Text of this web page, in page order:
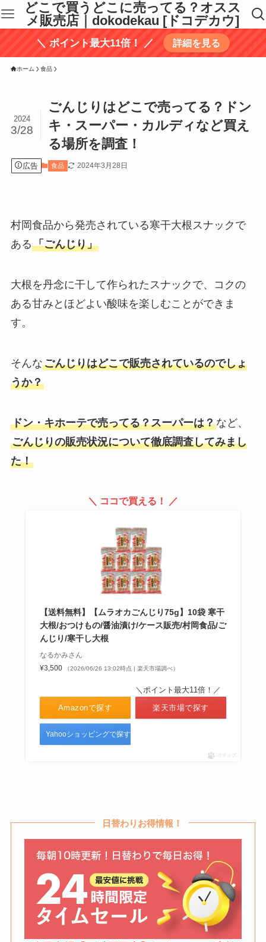
どこで買うどこに売ってる？オスス
メ販売店｜dokodekau [ドコデカウ]
＼ ポイント最大11倍！ ／ 詳細を見る
ホーム 食品
ごんじりはどこで売ってる？ドン
キ・スーパー・カルディなど買え
る場所を調査！
2024
3/28
広告 食品 2024年3月28日
村岡食品から発売されている寒干大根スナックで
ある「ごんじり」
大根を丹念に干して作られたスナックで、コクの
ある甘みとほどよい酸味を楽しむことができま
す。
そんなごんじりはどこで販売されているのでしょ
うか？
ドン・キホーテで売ってる？スーパーは？など、
ごんじりの販売状況について徹底調査してみまし
た！
＼ ココで買える！ ／
【送料無料】【ムラオカごんじり75g】10袋 寒干
大根/おつけもの/醤油漬け/ケース販売/村岡食品/ご
んじり/寒干し大根
なるかみさん
¥3,500
（2026/06/26 13:02時点 | 楽天市場調べ）
Amazonで探す
＼ポイント最大11倍！／
楽天市場で探す
Yahooショッピングで探す
ポチップ
日替わりお得情報！